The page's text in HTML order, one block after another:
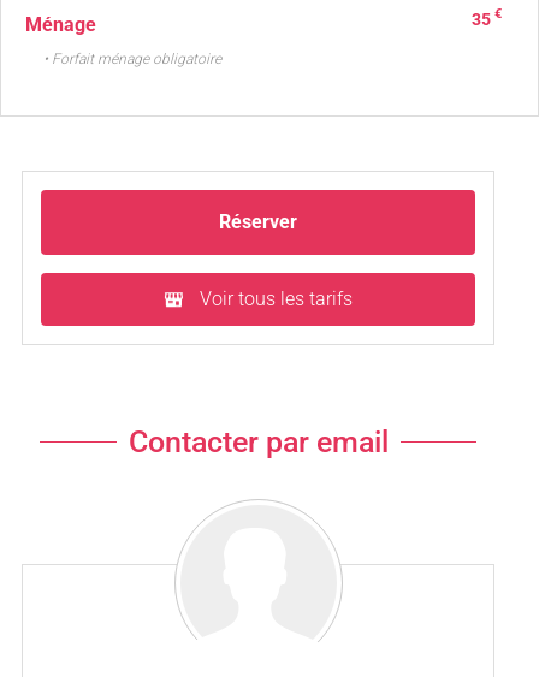
Ménage 35 €
• Forfait ménage obligatoire
Réserver
Voir tous les tarifs
Contacter par email